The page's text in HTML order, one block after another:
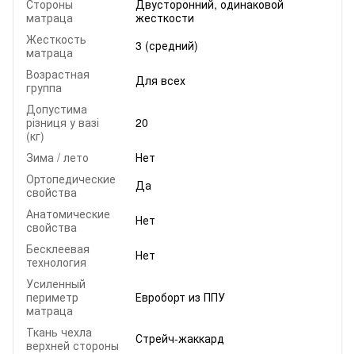
Стороны
матраца
Двусторонний, одинаковой
жесткости
Жесткость
матраца
3 (средний)
Возрастная
группа
Для всех
Допустима
різниця у вазі
(кг)
20
Зима / лето
Нет
Ортопедические
свойства
Да
Анатомические
свойства
Нет
Бесклеевая
технология
Нет
Усиленный
периметр
матраца
Евроборт из ППУ
Ткань чехла
верхней стороны
Стрейч-жаккард